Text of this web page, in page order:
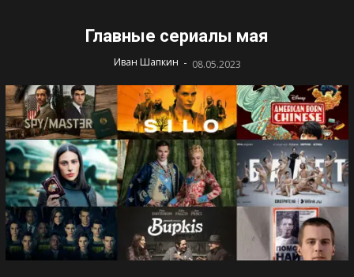
Главные сериалы мая
Иван Шапкин - 08.05.2023